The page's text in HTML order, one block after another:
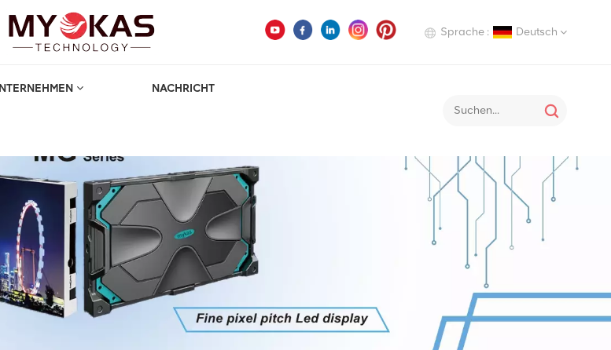
Sprache : Deutsch
Italiano
Español
NACHRICHT